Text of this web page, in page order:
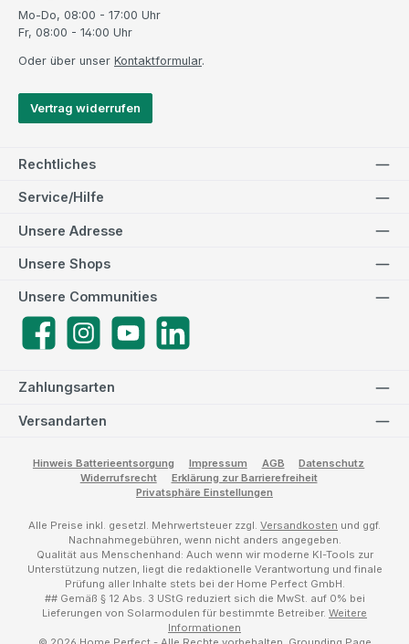
Mo-Do, 08:00 - 17:00 Uhr
Fr, 08:00 - 14:00 Uhr
Oder über unser Kontaktformular.
Vertrag widerrufen
Rechtliches
Service/Hilfe
Zahlungsarten
Versandarten
Unsere Adresse
Unsere Communities
FacebookInstagramYouTube
Unsere Shops
Hinweis Batterieentsorgung Impressum AGB
Datenschutz
Widerrufsrecht
Erklärung zur Barrierefreiheit
Privatsphäre Einstellungen
Alle Preise inkl. gesetzl. Mehrwertsteuer zzgl. Versandkosten und ggf.
Nachnahmegebühren, wenn nicht anders angegeben.
Qualität aus Menschenhand: Auch wenn wir moderne KI-Tools zur
Unterstützung nutzen, liegt die redaktionelle Verantwortung und finale
Prüfung aller Inhalte stets bei der Home Perfect GmbH.
## Gemäß § 12 Abs. 3 UStG reduziert sich die MwSt. auf 0% bei
Lieferungen von Solarmodulen für bestimmte Betreiber. Weitere
Informationen